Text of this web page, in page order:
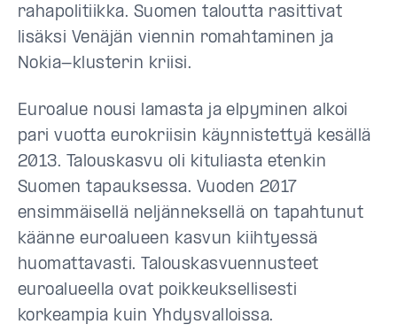
rahapolitiikka. Suomen taloutta rasittivat
lisäksi Venäjän viennin romahtaminen ja
Nokia-klusterin kriisi.
Euroalue nousi lamasta ja elpyminen alkoi
pari vuotta eurokriisin käynnistettyä kesällä
2013. Talouskasvu oli kituliasta etenkin
Suomen tapauksessa. Vuoden 2017
ensimmäisellä neljänneksellä on tapahtunut
käänne euroalueen kasvun kiihtyessä
huomattavasti. Talouskasvuennusteet
euroalueella ovat poikkeuksellisesti
korkeampia kuin Yhdysvalloissa.